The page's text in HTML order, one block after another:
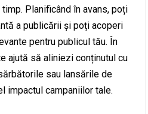
Planificând în avans, poți
a publicării și poți acoperi
pentru publicul tău. În
ajută să aliniezi conținutul cu
sau lansările de
impactul campaniilor tale.